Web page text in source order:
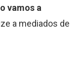
vamos a
a mediados de